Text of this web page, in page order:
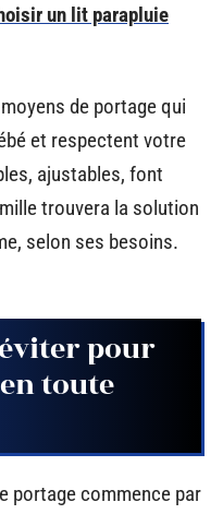
un lit parapluie
de portage qui
et respectent votre
ajustables, font
trouvera la solution
selon ses besoins.
pour
toute
portage commence par